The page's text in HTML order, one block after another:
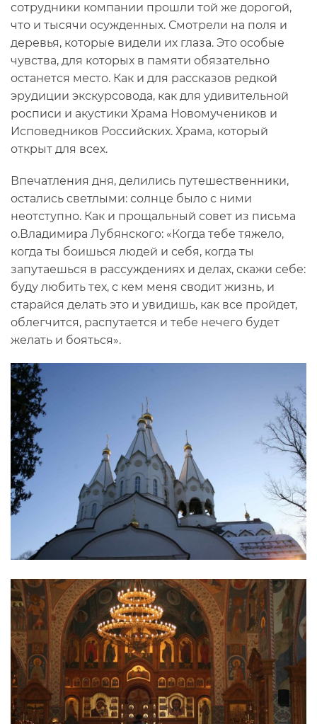
сотрудники компании прошли той же дорогой,
что и тысячи осужденных. Смотрели на поля и
деревья, которые видели их глаза. Это особые
чувства, для которых в памяти обязательно
останется место. Как и для рассказов редкой
эрудиции экскурсовода, как для удивительной
росписи и акустики Храма Новомучеников и
Исповедников Российских. Храма, который
открыт для всех.
Впечатления дня, делились путешественники,
остались светлыми: солнце было с ними
неотступно. Как и прощальный совет из письма
о.Владимира Лубянского: «Когда тебе тяжело,
когда ты боишься людей и себя, когда ты
запутаешься в рассуждениях и делах, скажи себе:
буду любить тех, с кем меня сводит жизнь, и
старайся делать это и увидишь, как все пройдет,
облегчится, распутается и тебе нечего будет
желать и бояться».